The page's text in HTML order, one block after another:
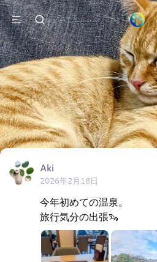
Aki
2026年2月18日
今年初めての温泉。
旅行気分の出張🦦